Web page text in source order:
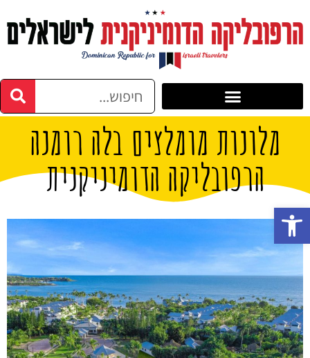
מלונות מומלצים בלה רומנה
הרפובליקה הדומיניקנית
פתח סרגל נגישות